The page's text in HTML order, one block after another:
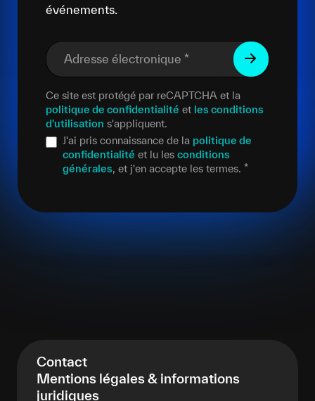
événements.
Adresse électronique *
Ce site est protégé par reCAPTCHA et la
politique de confidentialité et les conditions
d'utilisation s'appliquent.
J'ai pris connaissance de la politique de
confidentialité et lu les conditions
générales, et j'en accepte les termes. *
Contact
Mentions légales & informations
juridiques